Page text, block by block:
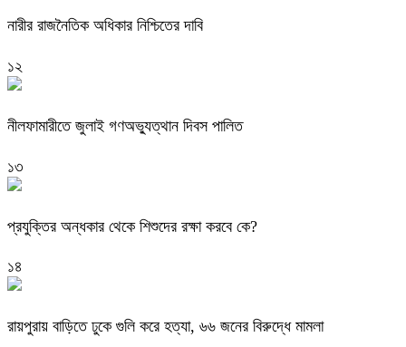
নারীর রাজনৈতিক অধিকার নিশ্চিতের দাবি
১২
নীলফামারীতে জুলাই গণঅভ্যুত্থান দিবস পালিত
১৩
প্রযুক্তির অন্ধকার থেকে শিশুদের রক্ষা করবে কে?
১৪
রায়পুরায় বাড়িতে ঢুকে গুলি করে হত্যা, ৬৬ জনের বিরুদ্ধে মামলা